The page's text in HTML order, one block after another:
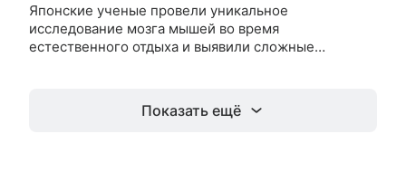
Японские ученые провели уникальное
исследование мозга мышей во время
естественного отдыха и выявили сложные
Показать ещё